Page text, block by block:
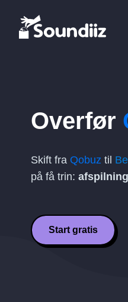
Overfør
Skift fra Qobuz til
på få trin:
Start gratis